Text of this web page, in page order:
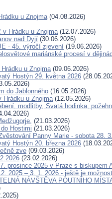
u Znojma(04.08.2026)
v Hrádku u Znojma(12.07.2026)
nad Dyjí (30.06.2026)
- 45. výročí zjevení (19.06.2026)
mariánské procesí v
u Znojma(09.06.2026)
Hostýn 29. května 2026
do Jablonného (16.05.2026)
Hrádku u Znojma(12.05.2026)
modlitby, Svatá hodinka,
(21.03.2026)
Hostimi (21.03.2026)
Panny Marie - sobota 28.
Hostýn 20. března 2026
zve (09.03.2026)
(23.02.2026)
prosince 2025 v Praze s biskupem
2025 – 3. 1. 2026 - ještě je možnost
NÁVŠTĚVA POUTNÍHO